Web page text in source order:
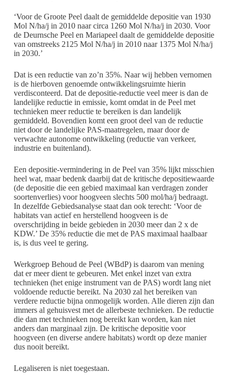
‘Voor de Groote Peel daalt de gemiddelde depositie van 1930
Mol N/ha/j in 2010 naar circa 1260 Mol N/ha/j in 2030. Voor
de Deurnsche Peel en Mariapeel daalt de gemiddelde depositie
van omstreeks 2125 Mol N/ha/j in 2010 naar 1375 Mol N/ha/j
in 2030.’
Dat is een reductie van zo’n 35%. Naar wij hebben vernomen
is de hierboven genoemde ontwikkelingsruimte hierin
verdisconteerd. Dat de depositie-reductie veel meer is dan de
landelijke reductie in emissie, komt omdat in de Peel met
technieken meer reductie te bereiken is dan landelijk
gemiddeld. Bovendien komt een groot deel van de reductie
niet door de landelijke PAS-maatregelen, maar door de
verwachte autonome ontwikkeling (reductie van verkeer,
industrie en buitenland).
Een depositie-vermindering in de Peel van 35% lijkt misschien
heel wat, maar bedenk daarbij dat de kritische depositiewaarde
(de depositie die een gebied maximaal kan verdragen zonder
soortenverlies) voor hoogveen slechts 500 mol/ha/j bedraagt.
In dezelfde Gebiedsanalyse staat dan ook terecht: ‘Voor de
habitats van actief en herstellend hoogveen is de
overschrijding in beide gebieden in 2030 meer dan 2 x de
KDW.’ De 35% reductie die met de PAS maximaal haalbaar
is, is dus veel te gering.
Werkgroep Behoud de Peel (WBdP) is daarom van mening
dat er meer dient te gebeuren. Met enkel inzet van extra
technieken (het enige instrument van de PAS) wordt lang niet
voldoende reductie bereikt. Na 2030 zal het bereiken van
verdere reductie bijna onmogelijk worden. Alle dieren zijn dan
immers al gehuisvest met de allerbeste technieken. De reductie
die dan met technieken nog bereikt kan worden, kan niet
anders dan marginaal zijn. De kritische depositie voor
hoogveen (en diverse andere habitats) wordt op deze manier
dus nooit bereikt.
Legaliseren is niet toegestaan.